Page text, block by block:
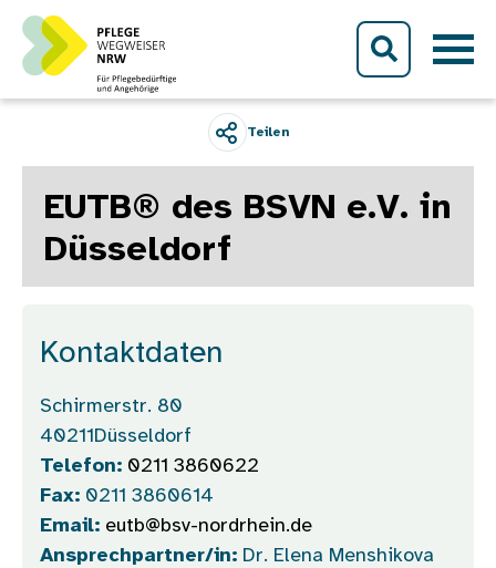
Direkt zum Inhalt
Teilen
EUTB® des BSVN e.V. in
Düsseldorf
Kontaktdaten
Schirmerstr. 80
40211Düsseldorf
Telefon: 0211 3860622
Fax: 0211 3860614
Email: eutb@bsv-nordrhein.de
Ansprechpartner/in: Dr. Elena Menshikova